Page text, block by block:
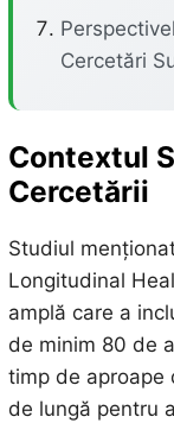
Cercetări
Contextul
Cercetării
Studiul
Longitudinal
amplă care a
de minim 80 de
timp de aproape
de lungă pentru